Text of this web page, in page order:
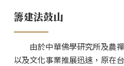
籌建法鼓山
由於中華佛學研究所及農禪
以及文化事業推展迅速，原在